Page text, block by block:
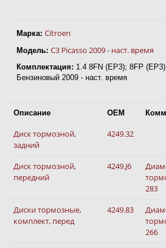
Марка: Citroen
Модель: C3 Picasso 2009 - наст. время
Комплектация: 1.4 8FN (EP3); 8FP
Бензиновый 2009 - наст. время
Описание OEM
Диск тормозной,
задний
4249.32
Диск тормозной,
передний
4249.J6
283
Диски тормозные,
комплект, перед
4249.83
266